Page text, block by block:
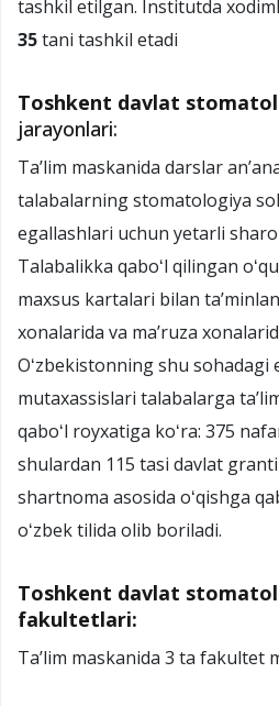
tashkil etilgan. Institutda
35tani tashkil etadi
Toshkent davlat
jarayonlari:
Taʼlim maskanida darslar
talabalarning stomatologiya
egallashlari uchun yetarli
Talabalikka qaboʻl qilingan
maxsus kartalari bilan
xonalarida va maʼruza
Oʻzbekistonning shu sohadagi
mutaxassislari talabalarga
qaboʻl royxatiga koʻra: 375
shulardan 115 tasi davlat
shartnoma asosida oʻqishga
oʻzbek tilida olib boriladi.
Toshkent davlat
fakultetlari:
Taʼlim maskanida 3 ta fakultet